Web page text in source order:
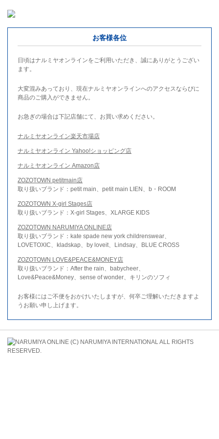
お客様各位
日頃はナルミヤオンラインをご利用いただき、誠にありがとうござい
ます。
大変混みあっており、現在ナルミヤオンラインへのアクセスならびに
商品のご購入ができません。
お急ぎの場合は下記店舗にて、お買い求めください。
ナルミヤオンライン楽天市場店
ナルミヤオンライン Yahoo!ショッピング店
ナルミヤオンライン Amazon店
ZOZOTOWN petitmain店
取り扱いブランド：petit main、petit main LIEN、b・ROOM
ZOZOTOWN X-girl Stages店
取り扱いブランド：X-girl Stages、XLARGE KIDS
ZOZOTOWN NARUMIYA ONLINE店
取り扱いブランド：kate spade new york childrenswear、
LOVETOXIC、kladskap、by loveit、Lindsay、BLUE CROSS
ZOZOTOWN LOVE&PEACE&MONEY店
取り扱いブランド：After the rain、babycheer、
Love&Peace&Money、sense of wonder、キリンのソフィ
お客様にはご不便をおかけいたしますが、何卒ご理解いただきますよ
うお願い申し上げます。